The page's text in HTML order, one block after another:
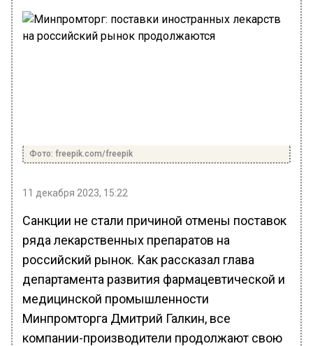
Фото: freepik.com/freepik
11 декабря 2023, 15:22
Санкции не стали причиной отмены поставок
ряда лекарственных препаратов на
российский рынок. Как рассказал глава
департамента развития фармацевтической и
медицинской промышленности
Минпромторга Дмитрий Галкин, все
компании-производители продолжают свою